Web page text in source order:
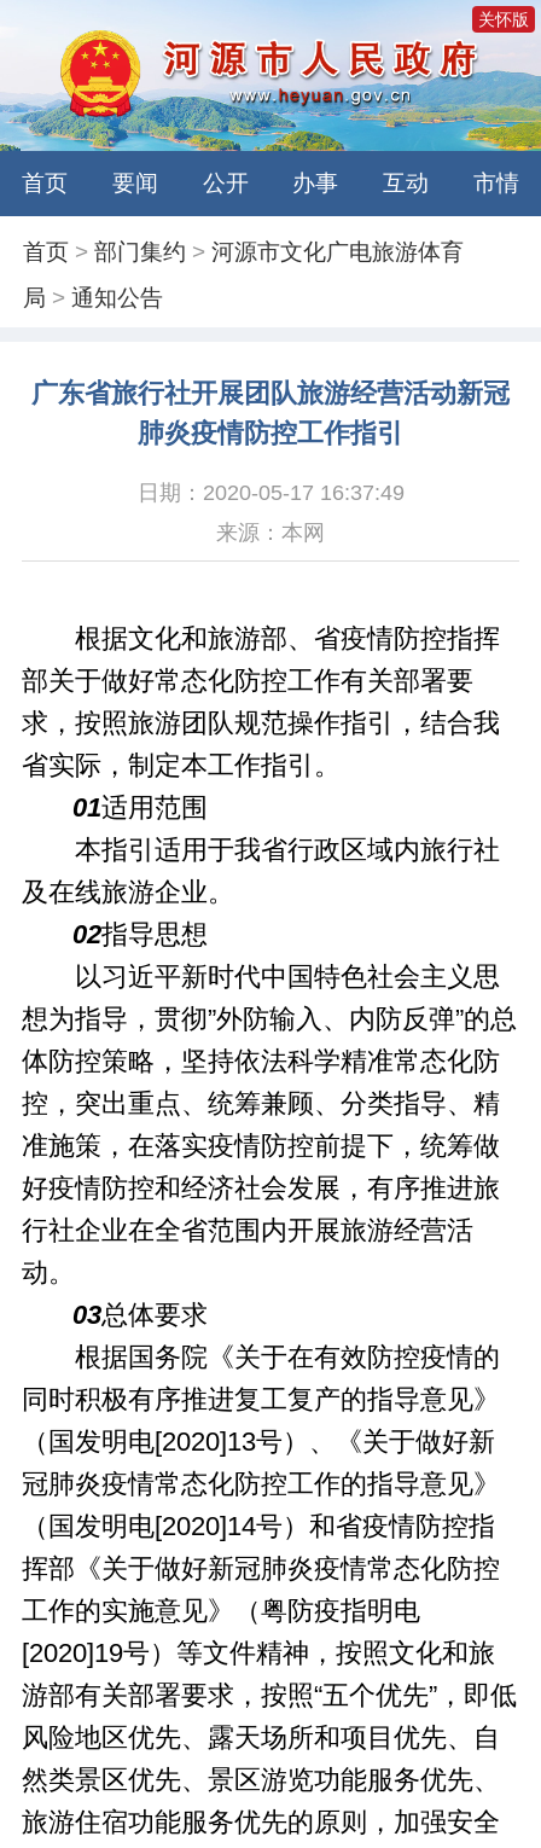
关怀版
首页 要闻 公开 办事 互动 市情
首页 >部门集约 >河源市文化广电旅游体育
局 >通知公告
广东省旅行社开展团队旅游经营活动新冠
肺炎疫情防控工作指引
日期：2020-05-17 16:37:49
来源：本网
根据文化和旅游部、省疫情防控指挥
部关于做好常态化防控工作有关部署要
求，按照旅游团队规范操作指引，结合我
省实际，制定本工作指引。
01适用范围
本指引适用于我省行政区域内旅行社
及在线旅游企业。
02指导思想
以习近平新时代中国特色社会主义思
想为指导，贯彻”外防输入、内防反弹”的总
体防控策略，坚持依法科学精准常态化防
控，突出重点、统筹兼顾、分类指导、精
准施策，在落实疫情防控前提下，统筹做
好疫情防控和经济社会发展，有序推进旅
行社企业在全省范围内开展旅游经营活
动。
03总体要求
根据国务院《关于在有效防控疫情的
同时积极有序推进复工复产的指导意见》
（国发明电[2020]13号）、《关于做好新
冠肺炎疫情常态化防控工作的指导意见》
（国发明电[2020]14号）和省疫情防控指
挥部《关于做好新冠肺炎疫情常态化防控
工作的实施意见》（粤防疫指明电
[2020]19号）等文件精神，按照文化和旅
游部有关部署要求，按照“五个优先”，即低
风险地区优先、露天场所和项目优先、自
然类景区优先、景区游览功能服务优先、
旅游住宿功能服务优先的原则，加强安全